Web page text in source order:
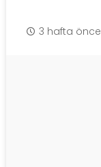
3 hafta önce